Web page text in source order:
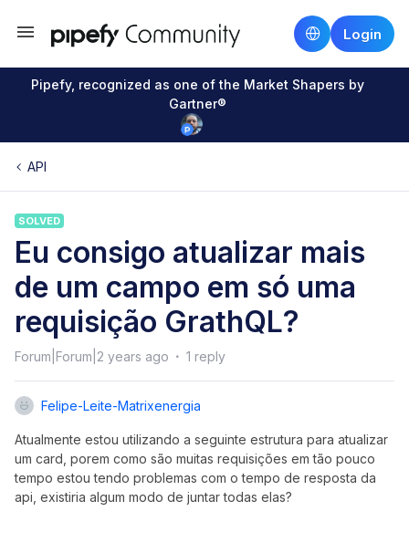
Login
Pipefy, recognized as one of the Market Shapers by
Gartner®
API
SOLVED
Eu consigo atualizar mais
de um campo em só uma
requisição GrathQL?
Forum|Forum|2 years ago 1 reply
Felipe-Leite-Matrixenergia
Atualmente estou utilizando a seguinte estrutura para atualizar
um card, porem como são muitas requisições em tão pouco
tempo estou tendo problemas com o tempo de resposta da
api, existiria algum modo de juntar todas elas?